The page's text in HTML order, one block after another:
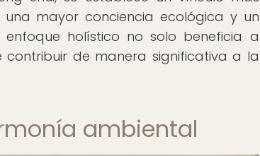
mayor conciencia ecológica y un
holístico no solo beneficia a
de manera significativa a la
ambiental